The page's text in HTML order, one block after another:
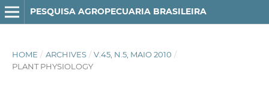
PESQUISA AGROPECUARIA BRASILEIRA
HOME / ARCHIVES / V.45, N.5, MAIO 2010 /
PLANT PHYSIOLOGY